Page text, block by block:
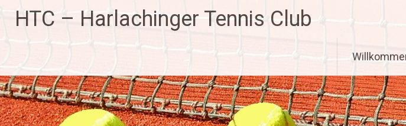
HTC – Harlachinger Tennis Club
Inhalt
springen